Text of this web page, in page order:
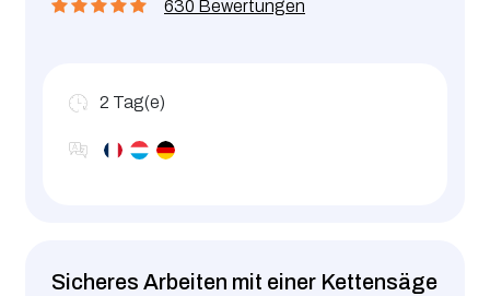
630 Bewertungen
2 Tag(e)
Sicheres Arbeiten mit einer Kettensäge